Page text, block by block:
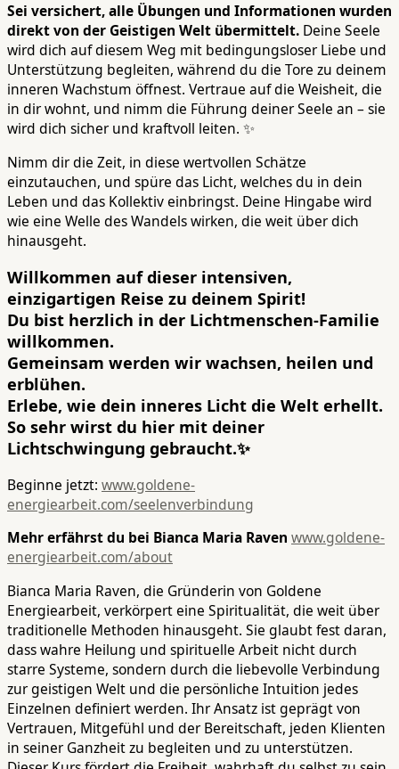
Sei versichert, alle Übungen und Informationen wurden
direkt von der Geistigen Welt übermittelt. Deine Seele
wird dich auf diesem Weg mit bedingungsloser Liebe und
Unterstützung begleiten, während du die Tore zu deinem
inneren Wachstum öffnest. Vertraue auf die Weisheit, die
in dir wohnt, und nimm die Führung deiner Seele an – sie
wird dich sicher und kraftvoll leiten. ✨
Nimm dir die Zeit, in diese wertvollen Schätze
einzutauchen, und spüre das Licht, welches du in dein
Leben und das Kollektiv einbringst. Deine Hingabe wird
wie eine Welle des Wandels wirken, die weit über dich
hinausgeht.
Willkommen auf dieser intensiven,
einzigartigen Reise zu deinem Spirit!
Du bist herzlich in der Lichtmenschen-Familie
willkommen.
Gemeinsam werden wir wachsen, heilen und
erblühen.
Erlebe, wie dein inneres Licht die Welt erhellt.
So sehr wirst du hier mit deiner
Lichtschwingung gebraucht.✨
Beginne jetzt: www.goldene-
energiearbeit.com/seelenverbindung
Mehr erfährst du bei Bianca Maria Raven www.goldene-
energiearbeit.com/about
Bianca Maria Raven, die Gründerin von Goldene
Energiearbeit, verkörpert eine Spiritualität, die weit über
traditionelle Methoden hinausgeht. Sie glaubt fest daran,
dass wahre Heilung und spirituelle Arbeit nicht durch
starre Systeme, sondern durch die liebevolle Verbindung
zur geistigen Welt und die persönliche Intuition jedes
Einzelnen definiert werden. Ihr Ansatz ist geprägt von
Vertrauen, Mitgefühl und der Bereitschaft, jeden Klienten
in seiner Ganzheit zu begleiten und zu unterstützen.